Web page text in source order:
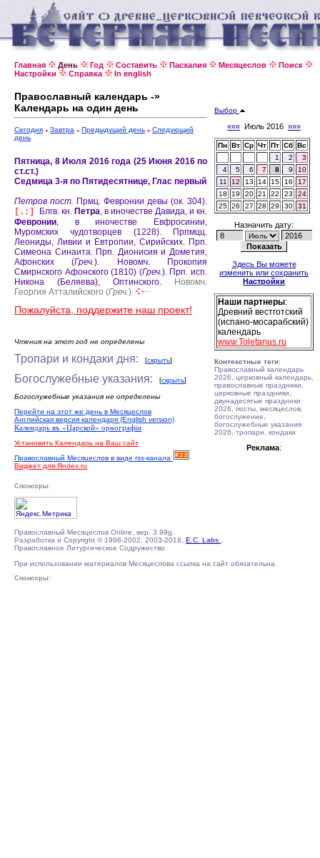
Главная День Год Составить Пасхалия Месяцеслов
Поиск
Настройки
Справка In english
Православный календарь -»
Календарь на один день
Сегодня Завтра Предыдущий день
Следующий
день
Пятница, 8 Июля 2016 года (25 Июня 2016 по
ст.ст.)
Седмица 3-я по Пятидесятнице, Глас первый
Петров пост. Прмц. Февронии девы (ок. 304).
[.:]
Блгв. кн. Петра, в иночестве Давида, и кн.
Февронии, в иночестве Евфросинии,
Муромских чудотворцев (1228).
Прпмцц.
Леониды, Ливии и Евтропии, Сирийских. Прп.
Симеона Синаита. Прп. Дионисия и Дометия,
Афонских (Греч.).
Новомч. Прокопия
Смирнского Афонского (1810) (Греч.). Прп. исп.
Никона (Беляева), Оптинского.
Новомч.
Георгия Атталийского (Греч.).
Пожалуйста, поддержите наш проект!
Чтения на этот год не определены
Тропари и кондаки дня: [скрыть]
Богослужебные указания: [скрыть]
Богослужебные указания не определены
Перейти на этот же день в Месяцеслов
Английская версия календаря (English version)
Календарь въ «Царской» орѳографiи
Установить Календарь на Ваш сайт
Православный Месяцеслов в виде rss-канала
Виджет для Яndex.ru
Выбор
««« Июль 2016 »»»
Пн Вт Ср Чт Пт Сб Вс
1
2
3
4
5 6 7 8 9
10
11
12 13 14 15 16
17
18
19 20 21 22 23
24
25 26 27 28 29 30 31
Назначить дату:
Здесь Вы можете
изменить или сохранить
Настройки
Наши партнеры:
Древний вестготский
(испано-мосарабский)
календарь
www.Toletanus.ru
Контекстные теги:
Православный календарь
2026, церковный календарь,
православные праздники,
церковные праздники,
двунадесятые праздники
2026, посты, месяцеслов,
богослужение,
богослужебные указания
2026, тропари, кондаки
Реклама:
Спонсоры:
Православный Месяцеслов Online, вер. 3.99g.
Разработка и Copyright © 1998-2002, 2003-2018, E.C. Labs.
Православное Литургическое Содружество
При использовании материалов Месяцеслова ссылка на сайт обязательна.
Спонсоры: